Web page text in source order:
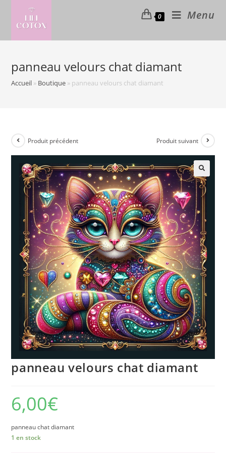
content
0 Menu
panneau velours chat diamant
Accueil » Boutique » panneau velours chat diamant
Produit précédent Produit suivant
🔍
panneau velours chat diamant
6,00€
panneau chat diamant
1 en stock